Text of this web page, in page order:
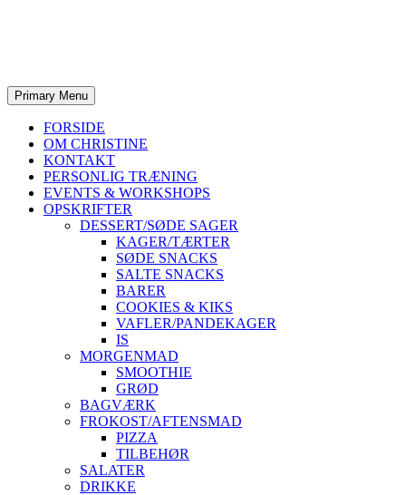
Primary Menu
FORSIDE
OM CHRISTINE
KONTAKT
PERSONLIG TRÆNING
EVENTS & WORKSHOPS
OPSKRIFTER
DESSERT/SØDE SAGER
KAGER/TÆRTER
SØDE SNACKS
SALTE SNACKS
BARER
COOKIES & KIKS
VAFLER/PANDEKAGER
IS
MORGENMAD
SMOOTHIE
GRØD
BAGVÆRK
FROKOST/AFTENSMAD
PIZZA
TILBEHØR
SALATER
DRIKKE